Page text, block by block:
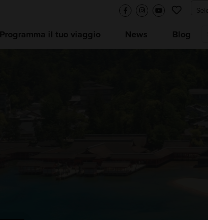
Programma il tuo viaggio News Blog